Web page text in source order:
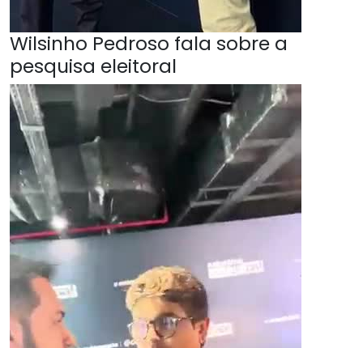
Wilsinho Pedroso fala sobre a
pesquisa eleitoral